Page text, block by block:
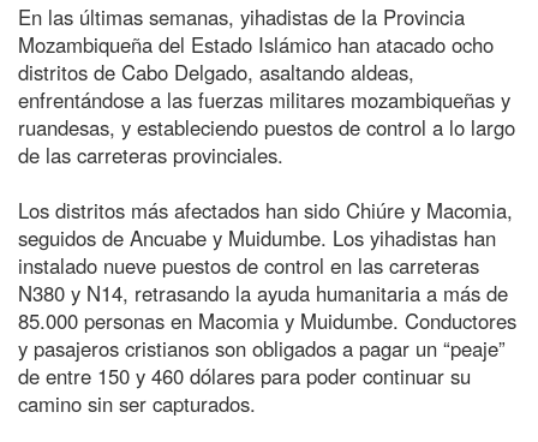
En las últimas semanas, yihadistas de la Provincia
Mozambiqueña del Estado Islámico han atacado ocho
distritos de Cabo Delgado, asaltando aldeas,
enfrentándose a las fuerzas militares mozambiqueñas y
ruandesas, y estableciendo puestos de control a lo largo
de las carreteras provinciales.
Los distritos más afectados han sido Chiúre y Macomia,
seguidos de Ancuabe y Muidumbe. Los yihadistas han
instalado nueve puestos de control en las carreteras
N380 y N14, retrasando la ayuda humanitaria a más de
85.000 personas en Macomia y Muidumbe. Conductores
y pasajeros cristianos son obligados a pagar un “peaje”
de entre 150 y 460 dólares para poder continuar su
camino sin ser capturados.